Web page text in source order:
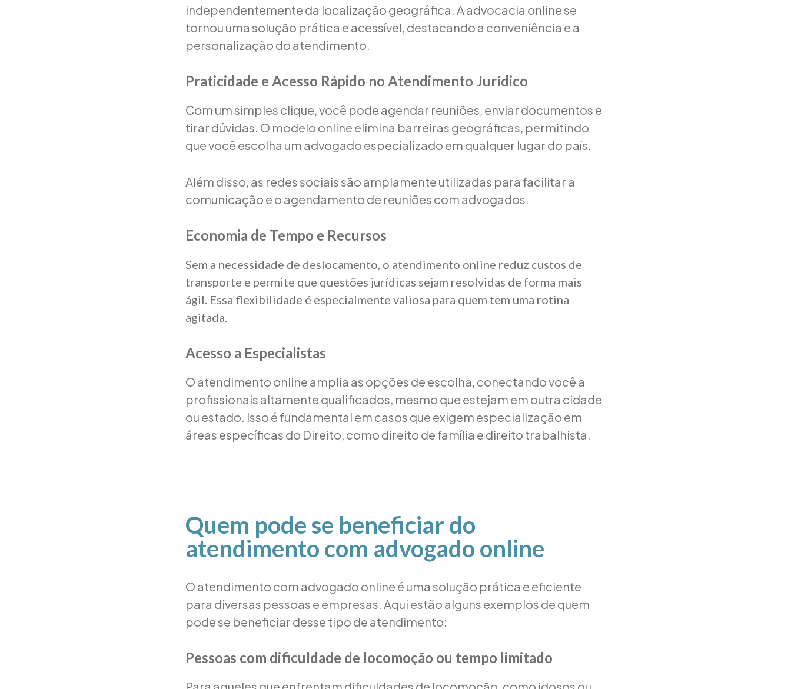
independentemente da localização geográfica. A advocacia online se
tornou uma solução prática e acessível, destacando a conveniência e a
personalização do atendimento.
Praticidade e Acesso Rápido no Atendimento Jurídico
Com um simples clique, você pode agendar reuniões, enviar documentos e
tirar dúvidas. O modelo online elimina barreiras geográficas, permitindo
que você escolha um advogado especializado em qualquer lugar do país.
Além disso, as redes sociais são amplamente utilizadas para facilitar a
comunicação e o agendamento de reuniões com advogados.
Economia de Tempo e Recursos
Sem a necessidade de deslocamento, o atendimento online reduz custos de
transporte e permite que questões jurídicas sejam resolvidas de forma mais
ágil. Essa flexibilidade é especialmente valiosa para quem tem uma rotina
agitada.
Acesso a Especialistas
O atendimento online amplia as opções de escolha, conectando você a
profissionais altamente qualificados, mesmo que estejam em outra cidade
ou estado. Isso é fundamental em casos que exigem especialização em
áreas específicas do Direito, como direito de família e direito trabalhista.
Quem pode se beneficiar do
atendimento com advogado online
O atendimento com advogado online é uma solução prática e eficiente
para diversas pessoas e empresas. Aqui estão alguns exemplos de quem
pode se beneficiar desse tipo de atendimento:
Pessoas com dificuldade de locomoção ou tempo limitado